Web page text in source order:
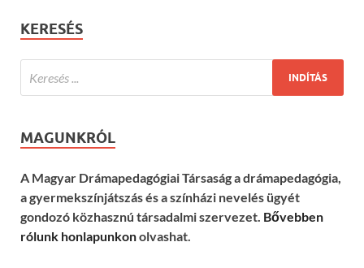
KERESÉS
MAGUNKRÓL
A Magyar Drámapedagógiai Társaság a drámapedagógia,
a gyermekszínjátszás és a színházi nevelés ügyét
gondozó közhasznú társadalmi szervezet. Bővebben
rólunk honlapunkonolvashat.